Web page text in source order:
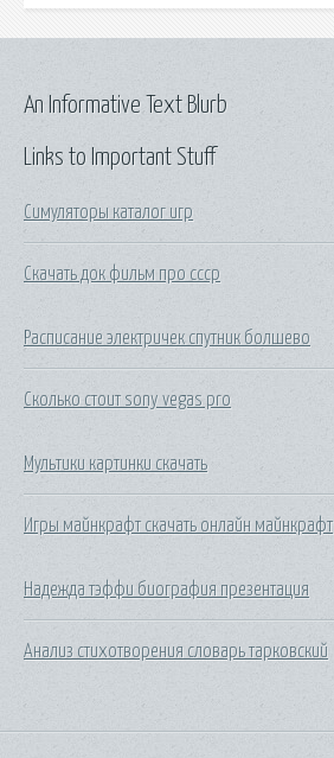
Links to Important Stuff
Симуляторы каталог игр
Скачать док фильм про ссср
Расписание электричек спутник болшево
Сколько стоит sony vegas pro
Мультики картинки скачать
Игры майнкрафт скачать онлайн майнкрафт
Надежда тэффи биография презентация
Анализ стихотворения словарь тарковский
An Informative Text Blurb